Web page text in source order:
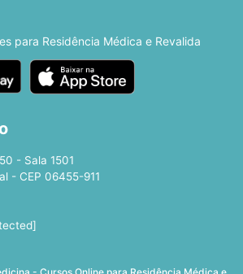
para Residência Médica e Revalida
- Sala 1501
- CEP 06455-911